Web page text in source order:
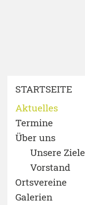
STARTSEITE
Aktuelles
Termine
Über uns
Unsere Ziele
Vorstand
Ortsvereine
Galerien